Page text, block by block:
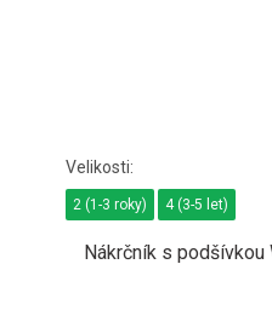
Nákrčník s
2 (1-3 roky) 4 (3-5 let)